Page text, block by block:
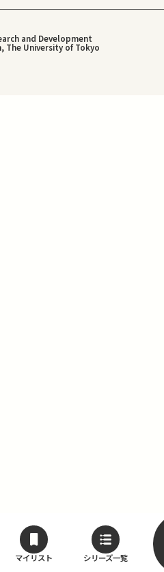
マイリスト シリーズ一覧
and Development
The University of Tokyo